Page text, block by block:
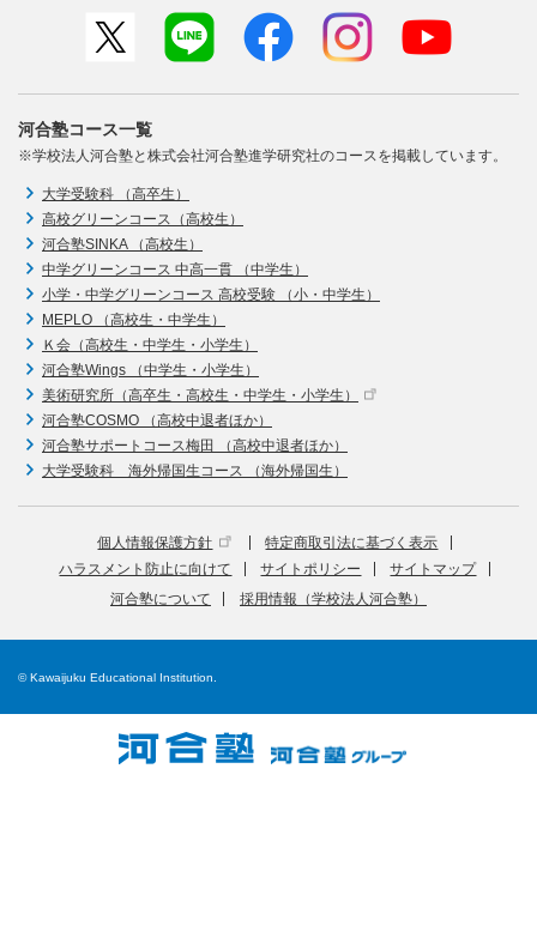
河合塾コース一覧
※学校法人河合塾と株式会社河合塾進学研究社のコースを掲載しています。
大学受験科 （高卒生）
高校グリーンコース（高校生）
河合塾SINKA （高校生）
中学グリーンコース 中高一貫 （中学生）
小学・中学グリーンコース 高校受験 （小・中学生）
MEPLO （高校生・中学生）
Ｋ会（高校生・中学生・小学生）
河合塾Wings （中学生・小学生）
美術研究所（高卒生・高校生・中学生・小学生）
河合塾COSMO （高校中退者ほか）
河合塾サポートコース梅田 （高校中退者ほか）
大学受験科 海外帰国生コース （海外帰国生）
個人情報保護方針
特定商取引法に基づく表示
ハラスメント防止に向けて
サイトポリシー
サイトマップ
河合塾について
採用情報（学校法人河合塾）
© Kawaijuku Educational Institution.